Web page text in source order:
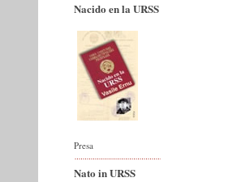
Nacido en la URSS
Presa
Nato in URSS